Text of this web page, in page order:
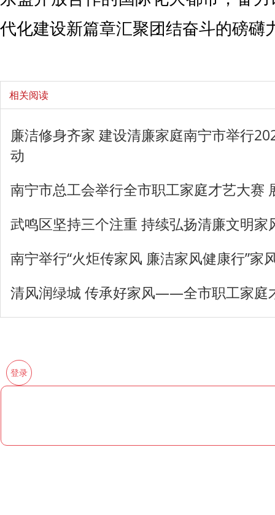
代化建设新篇章汇聚团结奋斗的磅礴
相关阅读
廉洁修身齐家 建设清廉家庭南宁市举行
动
南宁市总工会举行全市职工家庭才艺大赛
武鸣区坚持三个注重 持续弘扬清廉文明家
南宁举行“火炬传家风 廉洁家风健康行”家
清风润绿城 传承好家风——全市职工家庭
登录